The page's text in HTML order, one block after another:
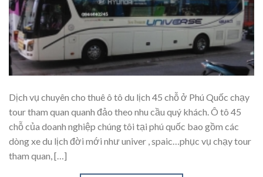
Dịch vụ chuyên cho thuê ô tô du lịch 45 chỗ ở Phú Quốc chạy
tour tham quan quanh đảo theo nhu cầu quý khách. Ô tô 45
chỗ của doanh nghiệp chúng tôi tại phú quốc bao gồm các
dòng xe du lịch đời mới như univer , spaic…phục vụ chạy tour
tham quan, […]